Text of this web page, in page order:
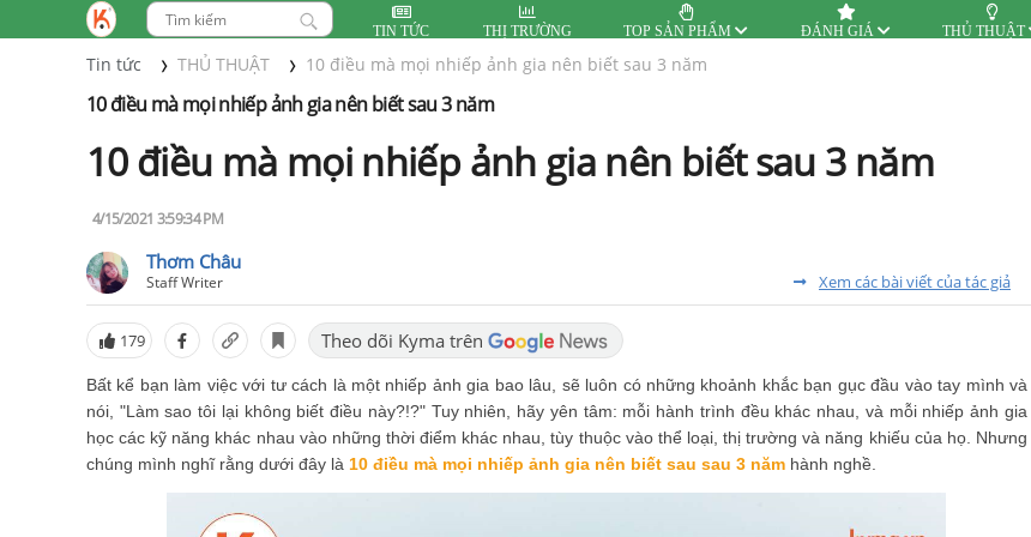
TIN TỨC THỊ TRƯỜNG TOP SẢN PHẨM ĐÁNH GIÁ THỦ THUẬT
Tin tức THỦ THUẬT 10 điều mà mọi nhiếp ảnh gia nên biết sau 3 năm
10 điều mà mọi nhiếp ảnh gia nên biết sau 3 năm
10 điều mà mọi nhiếp ảnh gia nên biết sau 3 năm
4/15/2021 3:59:34 PM
Thơm Châu
Staff Writer Xem các bài viết của tác giả
179 Theo dõi Kyma trên
Bất kể bạn làm việc với tư cách là một nhiếp ảnh gia bao lâu, sẽ luôn có những khoảnh khắc bạn gục đầu vào tay mình và
nói, "Làm sao tôi lại không biết điều này?!?" Tuy nhiên, hãy yên tâm: mỗi hành trình đều khác nhau, và mỗi nhiếp ảnh gia
học các kỹ năng khác nhau vào những thời điểm khác nhau, tùy thuộc vào thể loại, thị trường và năng khiếu của họ. Nhưng
chúng mình nghĩ rằng dưới đây là 10 điều mà mọi nhiếp ảnh gia nên biết sau sau 3 năm hành nghề.